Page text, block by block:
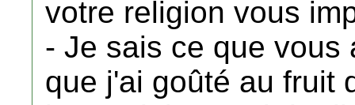
votre religion vous
- Je sais ce que vous
que j'ai goûté au fruit